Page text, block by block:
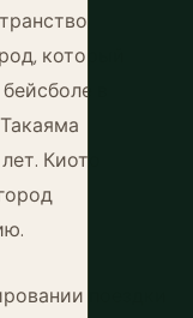
который
в
Киото
поездки